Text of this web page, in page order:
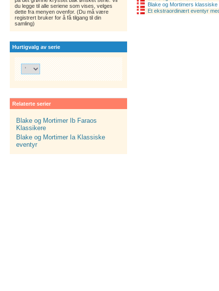
du legge til alle seriene som vises, velges
dette fra menyen ovenfor. (Du må være
registrert bruker for å få tilgang til din
samling)
Hurtigvalg av serie
Relaterte serier
Blake og Mortimer Ib Faraos
Klassikere
Blake og Mortimer Ia Klassiske
eventyr
Blake og Mortimers
Et ekstraordinært eventyr